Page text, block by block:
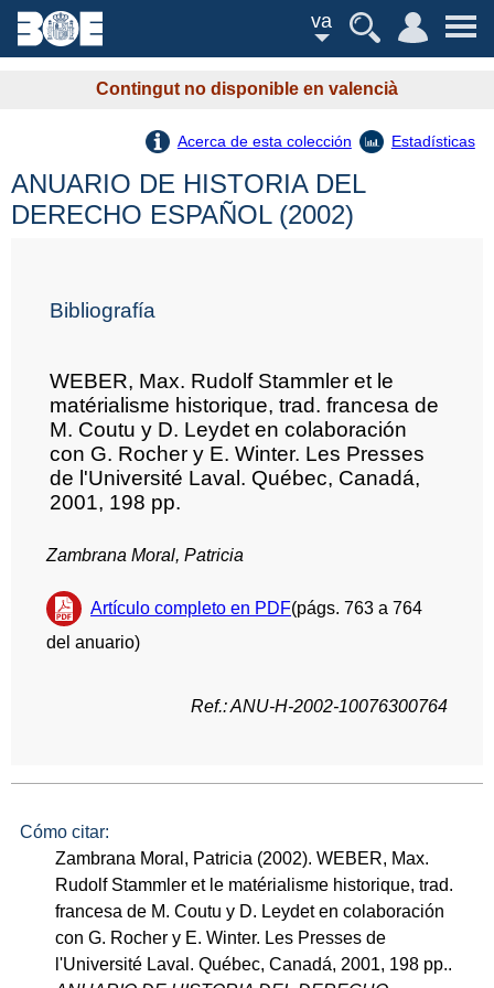
va
Contingut no disponible en valencià
Acerca de esta colección Estadísticas
ANUARIO DE HISTORIA DEL
DERECHO ESPAÑOL (2002)
Bibliografía
WEBER, Max. Rudolf Stammler et le
matérialisme historique, trad. francesa de
M. Coutu y D. Leydet en colaboración
con G. Rocher y E. Winter. Les Presses
de l'Université Laval. Québec, Canadá,
2001, 198 pp.
Zambrana Moral, Patricia
Artículo completo en PDF(págs. 763 a 764
del anuario)
Ref.: ANU-H-2002-10076300764
Cómo citar:
Zambrana Moral, Patricia (2002). WEBER, Max.
Rudolf Stammler et le matérialisme historique, trad.
francesa de M. Coutu y D. Leydet en colaboración
con G. Rocher y E. Winter. Les Presses de
l'Université Laval. Québec, Canadá, 2001, 198 pp..